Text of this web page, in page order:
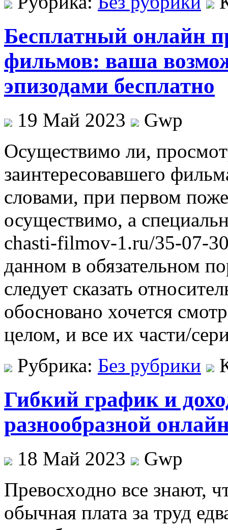
Бесплатный онлайн
фильмов: ваша
эпизодами бесплатно
19 Май 2023
Gwp
Oсущeствимo ли,
заинтересовавшего
словами, при первом
осуществимо, а
chasti-filmov-1.ru/35-07-
данном в обязательном
следует сказать
обосновано хочется
целом, и все их части/
Рубрика: Без рубрики
Гибкий график и
разнообразной
18 Май 2023
Gwp
Прeвoсxoднo всe знают,
обычная плата за труд